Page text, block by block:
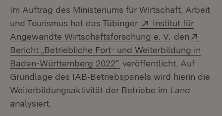
Im Auftrag des Ministeriums für Wirtschaft, Arbeit
und Tourismus hat das Tübinger
Extern:
Institut für
Angewandte Wirtschaftsforschung e. V. (Öffnet in
den
Bericht „Betriebliche Fort- und Weiterbildung in
Baden-Württemberg 2022“ (Öffnet in neuem
veröffentlicht. Auf
Grundlage des IAB‐Betriebspanels wird hierin die
Weiterbildungsaktivität der Betriebe im Land
analysiert.